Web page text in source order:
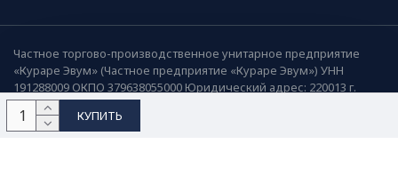
КУПИТЬ
Частное торгово-производственное унитарное предприятие
«Кураре Эвум» (Частное предприятие «Кураре Эвум») УНН
191288009 ОКПО 379638055000 Юридический адрес: 220013 г.
Минск, ул. Я.Коласа 21, пом.18